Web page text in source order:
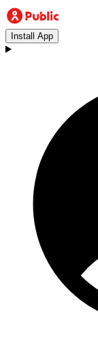
Install App